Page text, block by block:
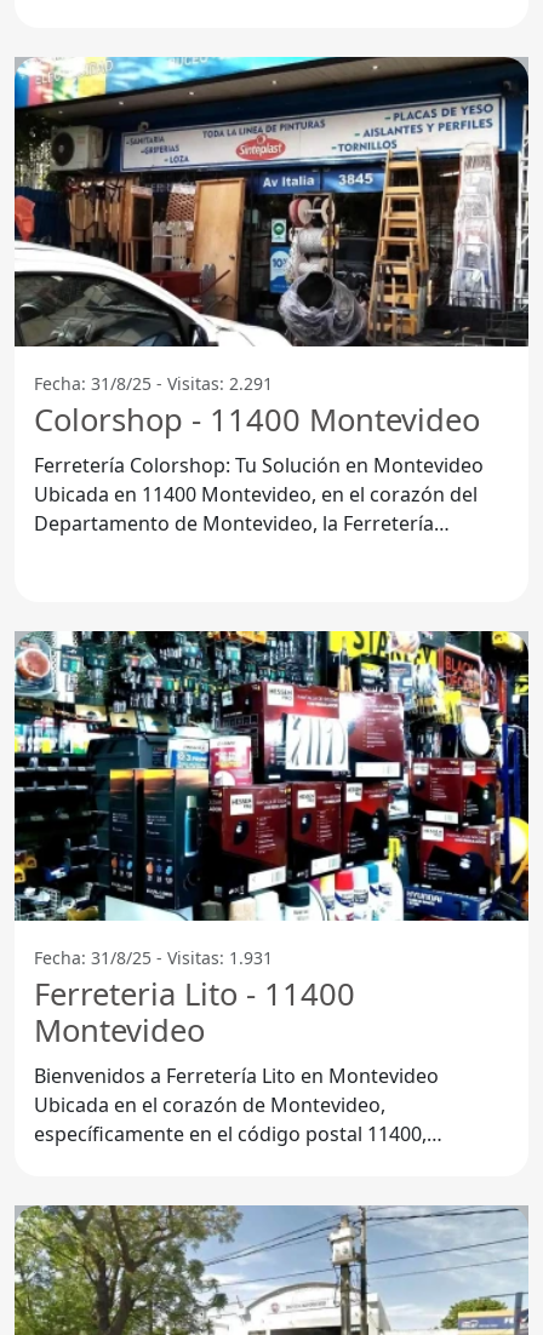
Fecha: 31/8/25 - Visitas: 2.291
Colorshop - 11400 Montevideo
Ferretería Colorshop: Tu Solución en Montevideo
Ubicada en 11400 Montevideo, en el corazón del
Departamento de Montevideo, la Ferretería
Fecha: 31/8/25 - Visitas: 1.931
Ferreteria Lito - 11400
Montevideo
Bienvenidos a Ferretería Lito en Montevideo
Ubicada en el corazón de Montevideo,
específicamente en el código postal 11400,